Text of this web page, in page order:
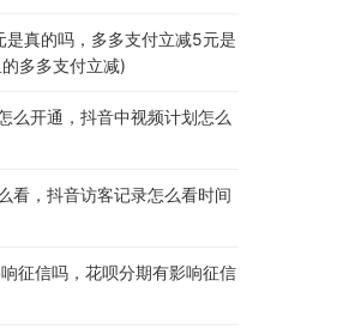
是真的吗，多多支付立减5元是
多多支付立减)
么开通，抖音中视频计划怎么
看，抖音访客记录怎么看时间
征信吗，花呗分期有影响征信